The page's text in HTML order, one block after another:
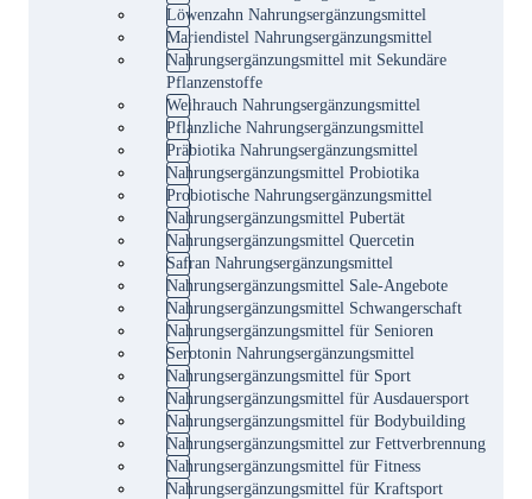
Löwenzahn Nahrungsergänzungsmittel
Mariendistel Nahrungsergänzungsmittel
Nahrungsergänzungsmittel mit Sekundäre
Pflanzenstoffe
Weihrauch Nahrungsergänzungsmittel
Pflanzliche Nahrungsergänzungsmittel
Präbiotika Nahrungsergänzungsmittel
Nahrungsergänzungsmittel Probiotika
Probiotische Nahrungsergänzungsmittel
Nahrungsergänzungsmittel Pubertät
Nahrungsergänzungsmittel Quercetin
Safran Nahrungsergänzungsmittel
Nahrungsergänzungsmittel Sale-Angebote
Nahrungsergänzungsmittel Schwangerschaft
Nahrungsergänzungsmittel für Senioren
Serotonin Nahrungsergänzungsmittel
Nahrungsergänzungsmittel für Sport
Nahrungsergänzungsmittel für Ausdauersport
Nahrungsergänzungsmittel für Bodybuilding
Nahrungsergänzungsmittel zur Fettverbrennung
Nahrungsergänzungsmittel für Fitness
Nahrungsergänzungsmittel für Kraftsport